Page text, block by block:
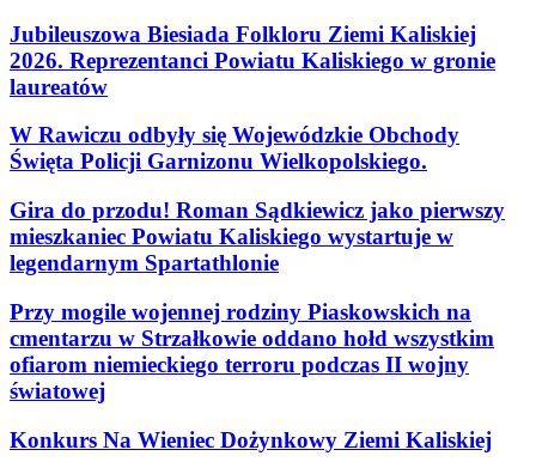
Jubileuszowa Biesiada Folkloru Ziemi Kaliskiej
2026. Reprezentanci Powiatu Kaliskiego w gronie
laureatów
W Rawiczu odbyły się Wojewódzkie Obchody
Święta Policji Garnizonu Wielkopolskiego.
Gira do przodu! Roman Sądkiewicz jako pierwszy
mieszkaniec Powiatu Kaliskiego wystartuje w
legendarnym Spartathlonie
Przy mogile wojennej rodziny Piaskowskich na
cmentarzu w Strzałkowie oddano hołd wszystkim
ofiarom niemieckiego terroru podczas II wojny
światowej
Konkurs Na Wieniec Dożynkowy Ziemi Kaliskiej